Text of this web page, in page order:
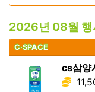
2026년 08월 행
C·SPACE
cs삼양